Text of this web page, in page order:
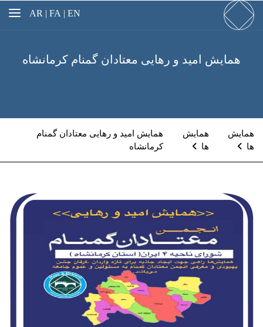
EN |
FA |
AR
همایش امید و رهایی معتادان گمنام کرمانشاه
همایش
ها
همایش
ها
همایش امید و رهایی معتادان گمنام
کرمانشاه